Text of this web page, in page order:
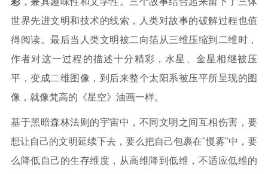
世界先进文明和技术的线索，人类对故事的破解过程也值
得阅读。最后当人类文明被二向箔从三维压缩到二维时，
作者对这一过程的描述十分精彩，水星、金星相继被压
平，变成二维图像，到后来整个太阳系被压平所呈现的图
像，就像梵高的《星空》油画一样。
基于黑暗森林法则的宇宙中，不同文明之间互相伤害，要
想让自己的文明延续下去，要么把自己包裹在"慢雾"中，要
么降低自己的生存维度，从高维降到低维，不适应低维的